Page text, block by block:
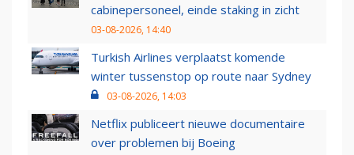
cabinepersoneel, einde staking in zicht
03-08-2026, 14:40
Turkish Airlines verplaatst komende
winter tussenstop op route naar Sydney
03-08-2026, 14:03
Netflix publiceert nieuwe documentaire
over problemen bij Boeing